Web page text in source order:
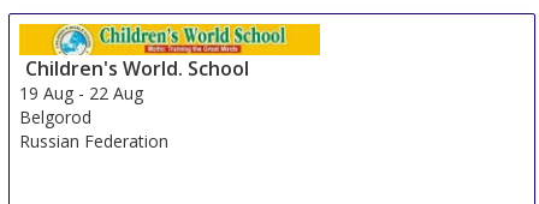
Children's World. School
19 Aug - 22 Aug
Belgorod
Russian Federation